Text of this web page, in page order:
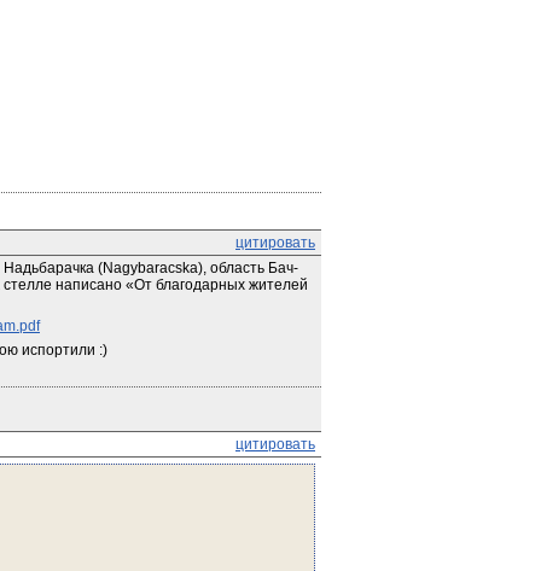
цитировать
(Nagybaracska), область Бач-
написано «От благодарных жителей
испортили :)
цитировать